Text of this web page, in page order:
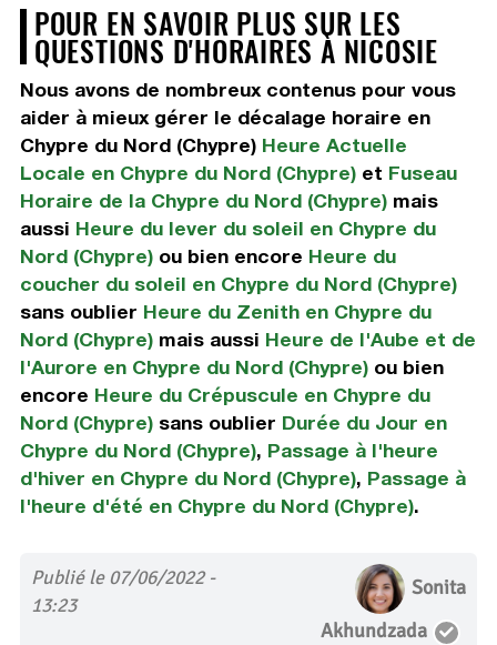
POUR EN SAVOIR PLUS SUR LES
QUESTIONS D'HORAIRES À NICOSIE
Nous avons de nombreux contenus pour vous
aider à mieux gérer le décalage horaire en
Chypre du Nord (Chypre) Heure Actuelle
Locale en Chypre du Nord (Chypre)et Fuseau
Horaire de la Chypre du Nord (Chypre)mais
aussi Heure du lever du soleil en Chypre du
Nord (Chypre)ou bien encore Heure du
coucher du soleil en Chypre du Nord (Chypre)
sans oublier Heure du Zenith en Chypre du
Nord (Chypre)mais aussi Heure de l'Aube et de
l'Aurore en Chypre du Nord (Chypre)ou bien
encore Heure du Crépuscule en Chypre du
Nord (Chypre)sans oublier Durée du Jour en
Chypre du Nord (Chypre), Passage à l'heure
d'hiver en Chypre du Nord (Chypre), Passage à
l'heure d'été en Chypre du Nord (Chypre).
Publié le 07/06/2022 -
13:23
Sonita
Akhundzada